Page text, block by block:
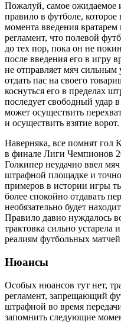
Пожалуй, самое ожидаемое
правило в футболе, которое
момента введения вратарем
регламент, что полевой
до тех пор, пока он не
после введения его в игру
не отправляет мяч сильным
отдать пас на своего
коснуться его в пределах
последует свободный удар
может осуществить
и осуществить взятие ворот.
Наверняка, все помнят гол
в финале Лиги Чемпионов
Голкипер неудачно ввел
штрафной площадке и
примеров в истории игры
более спокойно отдавать
необязательно будет
Правило давно нуждалось
трактовка сильно устарела
реалиям футбольных
Нюансы
Особых нюансов тут нет,
регламент, запрещающий
штрафной во время
запомнить следующие